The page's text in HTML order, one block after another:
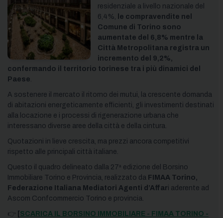
residenziale a livello nazionale del
6,4%,
e compravendite nel
Comune di Torino sono
aumentate del 6,8% mentre la
Città Metropolitana registra un
incremento del 9,2%,
confermando il territorio torinese tra i più dinamici del
Paese
A sostenere il mercato il ritorno dei mutui, la crescente domanda
di abitazioni energeticamente efficienti, gli investimenti destinati
alla locazione e i processi di rigenerazione urbana che
interessano diverse aree della città e della cintura.
Quotazioni in lieve crescita, ma prezzi ancora competitivi
rispetto alle principali città italiane.
Questo il quadro delineato dalla 27ª edizione del Borsino
Immobiliare Torino e Provincia, realizzato da FIMAA Torino,
Federazione Italiana Mediatori Agenti d’Affari aderente ad
Ascom Confcommercio Torino e provincia.
👉 SCARICA IL BORSINO IMMOBILIARE - FIMAA TORINO -